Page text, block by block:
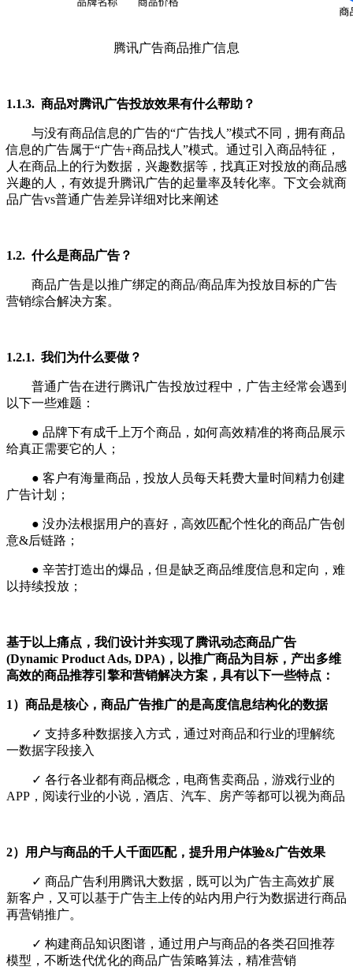
腾讯广告商品推广信息
1.1.3. 商品对腾讯广告投放效果有什么帮助？
与没有商品信息的广告的“广告找人”模式不同，拥有商品
信息的广告属于“广告+商品找人”模式。通过引入商品特征，
人在商品上的行为数据，兴趣数据等，找真正对投放的商品感
兴趣的人，有效提升腾讯广告的起量率及转化率。下文会就商
品广告vs普通广告差异详细对比来阐述
1.2. 什么是商品广告？
商品广告是以推广绑定的商品/商品库为投放目标的广告
营销综合解决方案。
1.2.1. 我们为什么要做？
普通广告在进行腾讯广告投放过程中，广告主经常会遇到
以下一些难题：
● 品牌下有成千上万个商品，如何高效精准的将商品展示
给真正需要它的人；
● 客户有海量商品，投放人员每天耗费大量时间精力创建
广告计划；
● 没办法根据用户的喜好，高效匹配个性化的商品广告创
意&后链路；
● 辛苦打造出的爆品，但是缺乏商品维度信息和定向，难
以持续投放；
基于以上痛点，我们设计并实现了腾讯动态商品广告
(Dynamic Product Ads, DPA)，以推广商品为目标，产出多维
高效的商品推荐引擎和营销解决方案，具有以下一些特点：
1）商品是核心，商品广告推广的是高度信息结构化的数据
✓ 支持多种数据接入方式，通过对商品和行业的理解统
一数据字段接入
✓ 各行各业都有商品概念，电商售卖商品，游戏行业的
APP，阅读行业的小说，酒店、汽车、房产等都可以视为商品
2）用户与商品的千人千面匹配，提升用户体验&广告效果
✓ 商品广告利用腾讯大数据，既可以为广告主高效扩展
新客户，又可以基于广告主上传的站内用户行为数据进行商品
再营销推广。
✓ 构建商品知识图谱，通过用户与商品的各类召回推荐
模型，不断迭代优化的商品广告策略算法，精准营销